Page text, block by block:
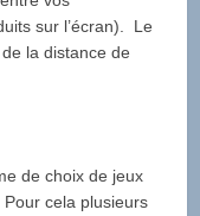
sur l’écran). Le
la distance de
de choix de jeux
cela plusieurs